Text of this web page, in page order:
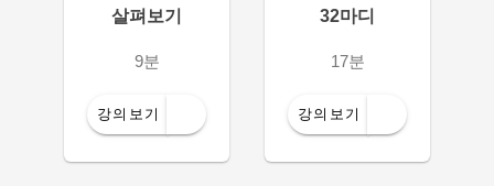
살펴보기
9분
강의보기
32마디
17분
강의보기